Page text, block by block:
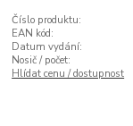
Číslo produktu:
EAN kód:
Datum vydání:
Nosič / počet:
Hlídat cenu / dostupnost